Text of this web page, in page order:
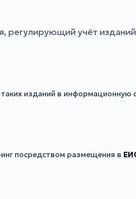
регулирующий учёт
изданий в информационную
посредством размещения в